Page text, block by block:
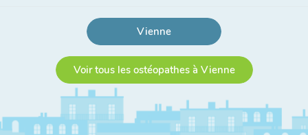
Vienne
Voir tous les ostéopathes à Vienne